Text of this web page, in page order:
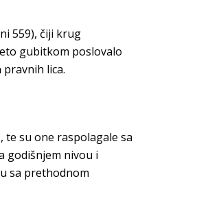
559), čiji krug
gubitkom poslovalo
lica.
te su one raspolagale sa
godišnjem nivou i
sa prethodnom